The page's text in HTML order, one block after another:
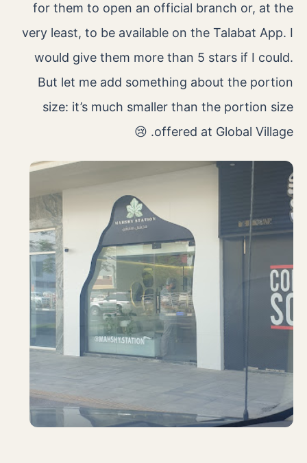
for them to open an official branch or, at the
very least, to be available on the Talabat App. I
would give them more than 5 stars if I could.
But let me add something about the portion
size: it’s much smaller than the portion size
offered at Global Village. 😢